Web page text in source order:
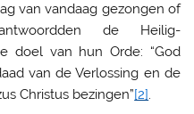
van vandaag gezongen of
de Heilig-
doel van hun Orde: “God
van de Verlossing en de
Christus bezingen”[2].